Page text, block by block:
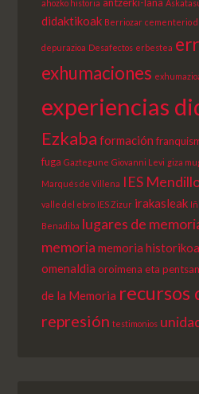
ahozko historia antzerki-lana
didaktikoak Berriozar cementerio
depurazioa Desafectos erbestea
exhumaciones
experiencias
Ezkaba formación
fuga Gaztegune Giovanni Levi giza
Marqués de Villena IES
valle del ebro IES Zizur irakasleak
Benadiba lugares de
memoria memoria historikoa
omenaldia oroimena eta
de la Memoria recursos
represión testimonios